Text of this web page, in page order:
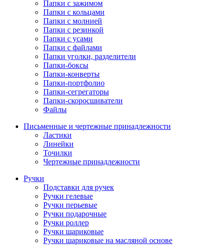
Папки с зажимом
Папки с кольцами
Папки с молнией
Папки с резинкой
Папки с усами
Папки с файлами
Папки уголки, разделители
Папки-боксы
Папки-конверты
Папки-портфолио
Папки-сегрегаторы
Папки-скоросшиватели
Файлы
Письменные и чертежные принадлежности
Ластики
Линейки
Точилки
Чертежные принадлежности
Ручки
Подставки для ручек
Ручки гелевые
Ручки перьевые
Ручки подарочные
Ручки роллер
Ручки шариковые
Ручки шариковые на масляной основе